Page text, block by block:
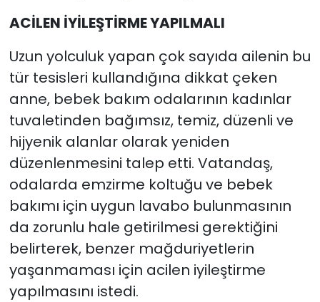
ACİLEN İYİLEŞTİRME YAPILMALI
Uzun yolculuk yapan çok sayıda ailenin bu
tür tesisleri kullandığına dikkat çeken
anne, bebek bakım odalarının kadınlar
tuvaletinden bağımsız, temiz, düzenli ve
hijyenik alanlar olarak yeniden
düzenlenmesini talep etti. Vatandaş,
odalarda emzirme koltuğu ve bebek
bakımı için uygun lavabo bulunmasının
da zorunlu hale getirilmesi gerektiğini
belirterek, benzer mağduriyetlerin
yaşanmaması için acilen iyileştirme
yapılmasını istedi.